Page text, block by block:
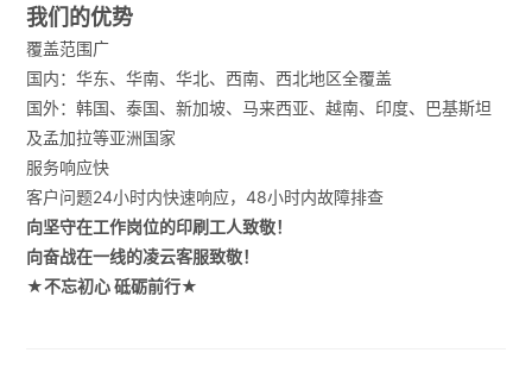
我们的优势
覆盖范围广
国内：华东、华南、华北、西南、西北地区全覆盖
国外：韩国、泰国、新加坡、马来西亚、越南、印度、巴基斯坦
及孟加拉等亚洲国家
服务响应快
客户问题24小时内快速响应，48小时内故障排查
向坚守在工作岗位的印刷工人致敬！
向奋战在一线的凌云客服致敬！
★不忘初心 砥砺前行★